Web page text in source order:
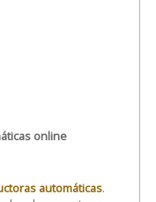
online
automáticas.